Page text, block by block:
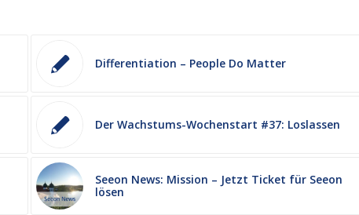
Differentiation – People Do Matter
Der Wachstums-Wochenstart #37: Loslassen
Seeon News: Mission – Jetzt Ticket für Seeon
lösen